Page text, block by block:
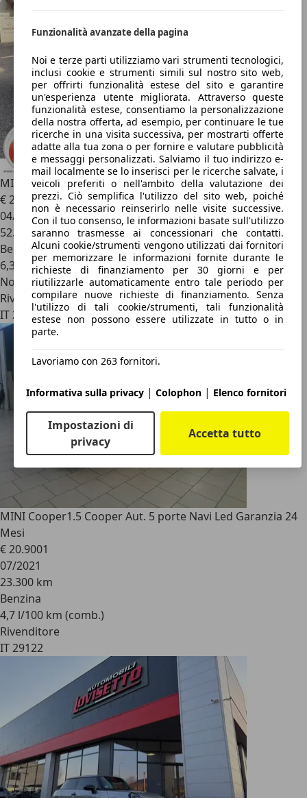
Funzionalità avanzate della pagina
Noi e terze parti utilizziamo vari strumenti tecnologici,
inclusi cookie e strumenti simili sul nostro sito web,
per offrirti funzionalità estese del sito e garantire
un'esperienza utente migliorata. Attraverso queste
funzionalità estese, consentiamo la personalizzazione
della nostra offerta, ad esempio, per continuare le tue
ricerche in una visita successiva, per mostrarti offerte
adatte alla tua zona o per fornire e valutare pubblicità
e messaggi personalizzati. Salviamo il tuo indirizzo e-
mail localmente se lo inserisci per le ricerche salvate, i
veicoli preferiti o nell'ambito della valutazione dei
prezzi. Ciò semplifica l'utilizzo del sito web, poiché
non è necessario reinserirlo nelle visite successive.
Con il tuo consenso, le informazioni basate sull'utilizzo
saranno trasmesse ai concessionari che contatti.
Alcuni cookie/strumenti vengono utilizzati dai fornitori
per memorizzare le informazioni fornite durante le
richieste di finanziamento per 30 giorni e per
riutilizzarle automaticamente entro tale periodo per
compilare nuove richieste di finanziamento. Senza
l'utilizzo di tali cookie/strumenti, tali funzionalità
estese non possono essere utilizzate in tutto o in
parte.
Lavoriamo con 263 fornitori.
Informativa sulla privacy | Colophon | Elenco fornitori
Impostazioni di
privacy
Accetta tutto
MINI Cooper Cooper S Cabrio
€ 24.700
04/2021
52.000 km
Benzina
6,3 l/100 km (comb.)
Novità
Rivenditore
IT 21100
MINI Cooper1.5 Cooper Aut. 5 porte Navi Led Garanzia 24
Mesi
€ 20.9001
07/2021
23.300 km
Benzina
4,7 l/100 km (comb.)
Rivenditore
IT 29122